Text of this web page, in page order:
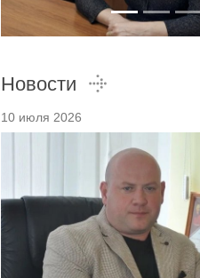
Новости
10 июля 2026